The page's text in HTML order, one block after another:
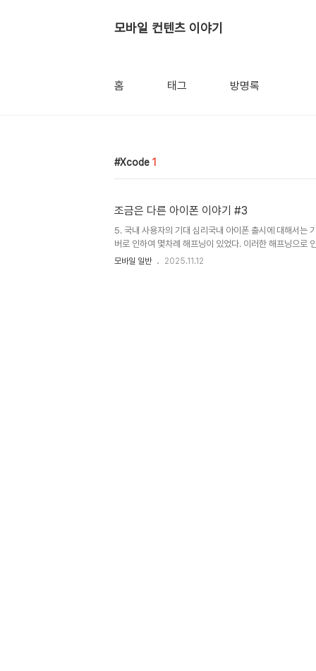
모바일 컨텐츠 이야기
홈 태그 방명록
Xcode 1
조금은 다른 아이폰 이야기 #3
5. 국내 사용자의 기대 심리국내 아이폰 출시에 대해서는
버로 인하여 몇차례 해프닝이 있었다. 이러한 해프닝으로
오히려 반감되는게 아닌가 하는 생각이 든다. 이제 와서는
므로 중요요소만 정리를 해본다. 원문은 이곳에 가면 볼수
모바일 일반 2025.11.12